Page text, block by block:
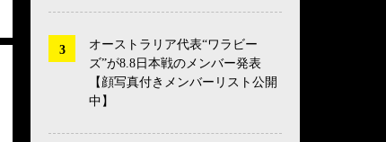
オーストラリア代表“ワラビー
ズ”が8.8日本戦のメンバー発表
【顔写真付きメンバーリスト公開
中】